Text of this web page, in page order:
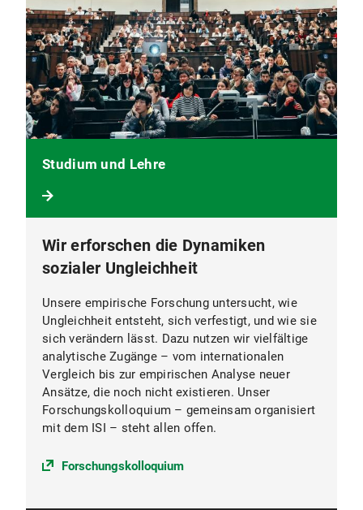
Wir erforschen die Dynamiken
sozialer Ungleichheit
Unsere empirische Forschung untersucht, wie
Ungleichheit entsteht, sich verfestigt, und wie sie
sich verändern lässt. Dazu nutzen wir vielfältige
analytische Zugänge – vom internationalen
Vergleich bis zur empirischen Analyse neuer
Ansätze, die noch nicht existieren. Unser
Forschungskolloquium – gemeinsam organisiert
mit dem ISI – steht allen offen.
Forschungskolloquium
Studium und Lehre